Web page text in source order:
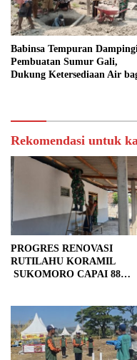
Babinsa Tempuran Dampingi
Pembuatan Sumur Gali,
Dukung Ketersediaan Air
Rekomendasi untuk
PROGRES RENOVASI
RUTILAHU KORAMIL
SUKOMORO CAPAI 88